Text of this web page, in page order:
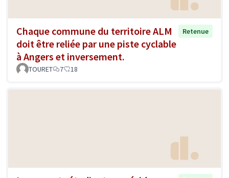
Chaque commune du territoire ALM
doit être reliée par une piste cyclable
à Angers et inversement.
Retenue
TOURET 7 18